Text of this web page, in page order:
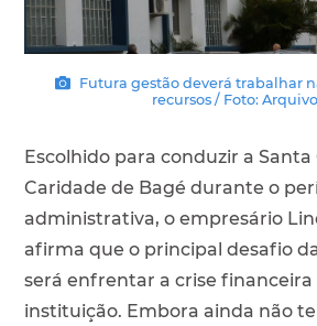
Futura gestão deverá trabalhar
recursos / Foto:
Escolhido para conduzir a Santa
Caridade de Bagé durante o
administrativa, o empresário
afirma que o principal desafio
será enfrentar a crise
instituição. Embora ainda não